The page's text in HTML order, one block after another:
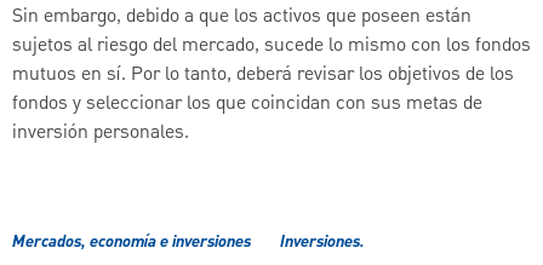
Sin embargo, debido a que los activos que poseen están
sujetos al riesgo del mercado, sucede lo mismo con los fondos
mutuos en sí. Por lo tanto, deberá revisar los objetivos de los
fondos y seleccionar los que coincidan con sus metas de
inversión personales.
Mercados, economía e inversiones
Inversiones.